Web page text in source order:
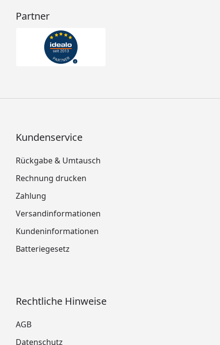
Partner
Kundenservice
Rückgabe & Umtausch
Rechnung drucken
Zahlung
Versandinformationen
Kundeninformationen
Batteriegesetz
Rechtliche Hinweise
AGB
Datenschutz